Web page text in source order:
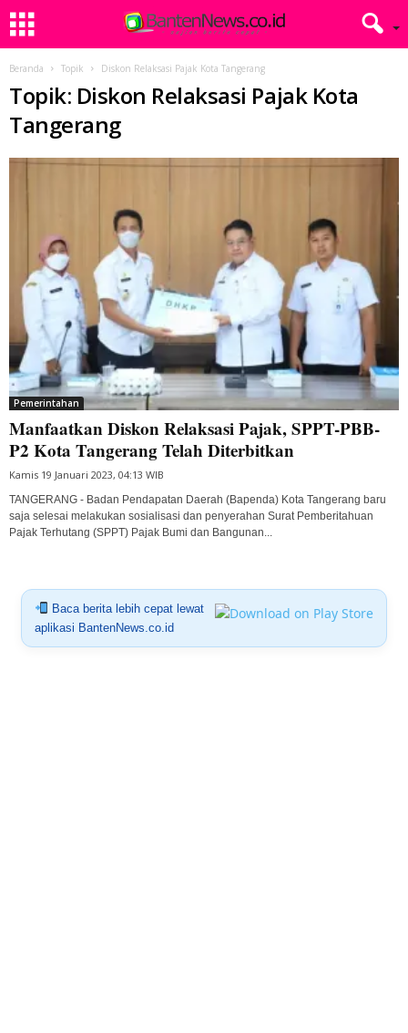
Beranda Topik Diskon Relaksasi Pajak Kota Tangerang
Topik: Diskon Relaksasi Pajak Kota
Tangerang
Pemerintahan
Manfaatkan Diskon Relaksasi Pajak, SPPT-PBB-
P2 Kota Tangerang Telah Diterbitkan
Kamis 19 Januari 2023, 04:13 WIB
TANGERANG - Badan Pendapatan Daerah (Bapenda) Kota Tangerang baru
saja selesai melakukan sosialisasi dan penyerahan Surat Pemberitahuan
Pajak Terhutang (SPPT) Pajak Bumi dan Bangunan...
Baca berita lebih cepat lewat
aplikasi BantenNews.co.id